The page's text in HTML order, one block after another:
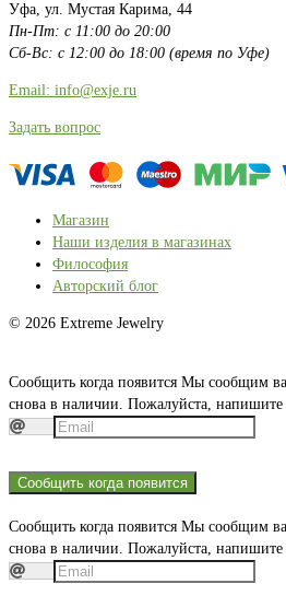
Уфа, ул. Мустая Карима, 44
Пн-Пт: с 11:00 до 20:00
Сб-Вс: с 12:00 до 18:00 (время по Уфе)
Email: info@exje.ru
Задать вопрос
Магазин
Наши изделия в магазинах
Философия
Авторский блог
© 2026 Extreme Jewelry
Сообщить когда появится Мы сообщим
снова в наличии. Пожалуйста, напишите
Сообщить когда появится
Сообщить когда появится Мы сообщим
снова в наличии. Пожалуйста, напишите